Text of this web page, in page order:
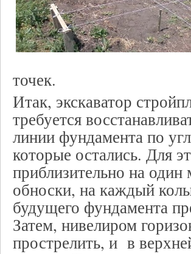
точек.
Итак, экскаватор
требуется
линии фундамента по
которые остались. Для
приблизительно на
обноски, на каждый
будущего фундамента
Затем, нивелиром
прострелить, и в